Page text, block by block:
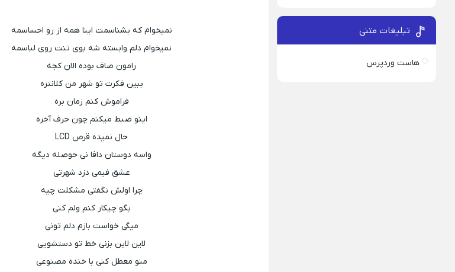
نمیخوام که بشناسمت اینا همه از رو احساسمه
نمیخوام دلم وابسته شه بوی تنت روی لباسمه
رامون صاف بوده الان کجه
ببین فکرت تو شهر من کلانتره
فراموش کنم زمان بره
اینو ضبط میکنم چون حرف آخره
حال نمیده قرص LCD
واسه دوستان دافا نی حوصله دیگه
عشق فیمی دزد شهرتی
چرا اولش نگفتی مشکلت چیه
بگو چیکار کنم ولم کنی
میگی خواست بازم دلم تونی
لاین لاین بزنی خط تو دستشویی
منو معطل کنی با خنده مصنوعی
تبلیغات متنی
هاست وردپرس